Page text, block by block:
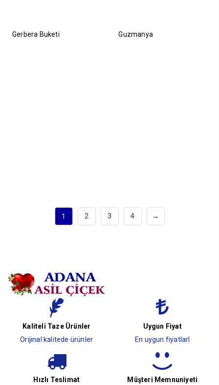
Gerbera Buketi Guzmanya
1 2 3 4 →
Kaliteli Taze Ürünler
Orijinal kalitede ürünler
Uygun Fiyat
En uygun fiyatlarl
Hızlı Teslimat
Müşteri Memnuniyeti